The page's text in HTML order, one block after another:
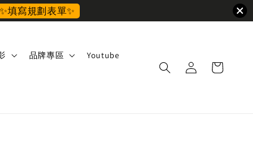
✨填寫規劃表單✨
品牌專區 Youtube